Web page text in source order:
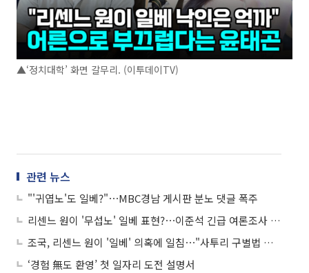
▲‘정치대학’ 화면 갈무리. (이투데이TV)
관련 뉴스
"'귀엽노'도 일베?"⋯MBC경남 게시판 분노 댓글 폭주
리센느 원이 '무섭노' 일베 표현?⋯이준석 긴급 여론조사 오늘 공개
조국, 리센느 원이 '일베' 의혹에 일침⋯"사투리 구별법 참고하길"
‘경험 無도 환영’ 첫 일자리 도전 설명서